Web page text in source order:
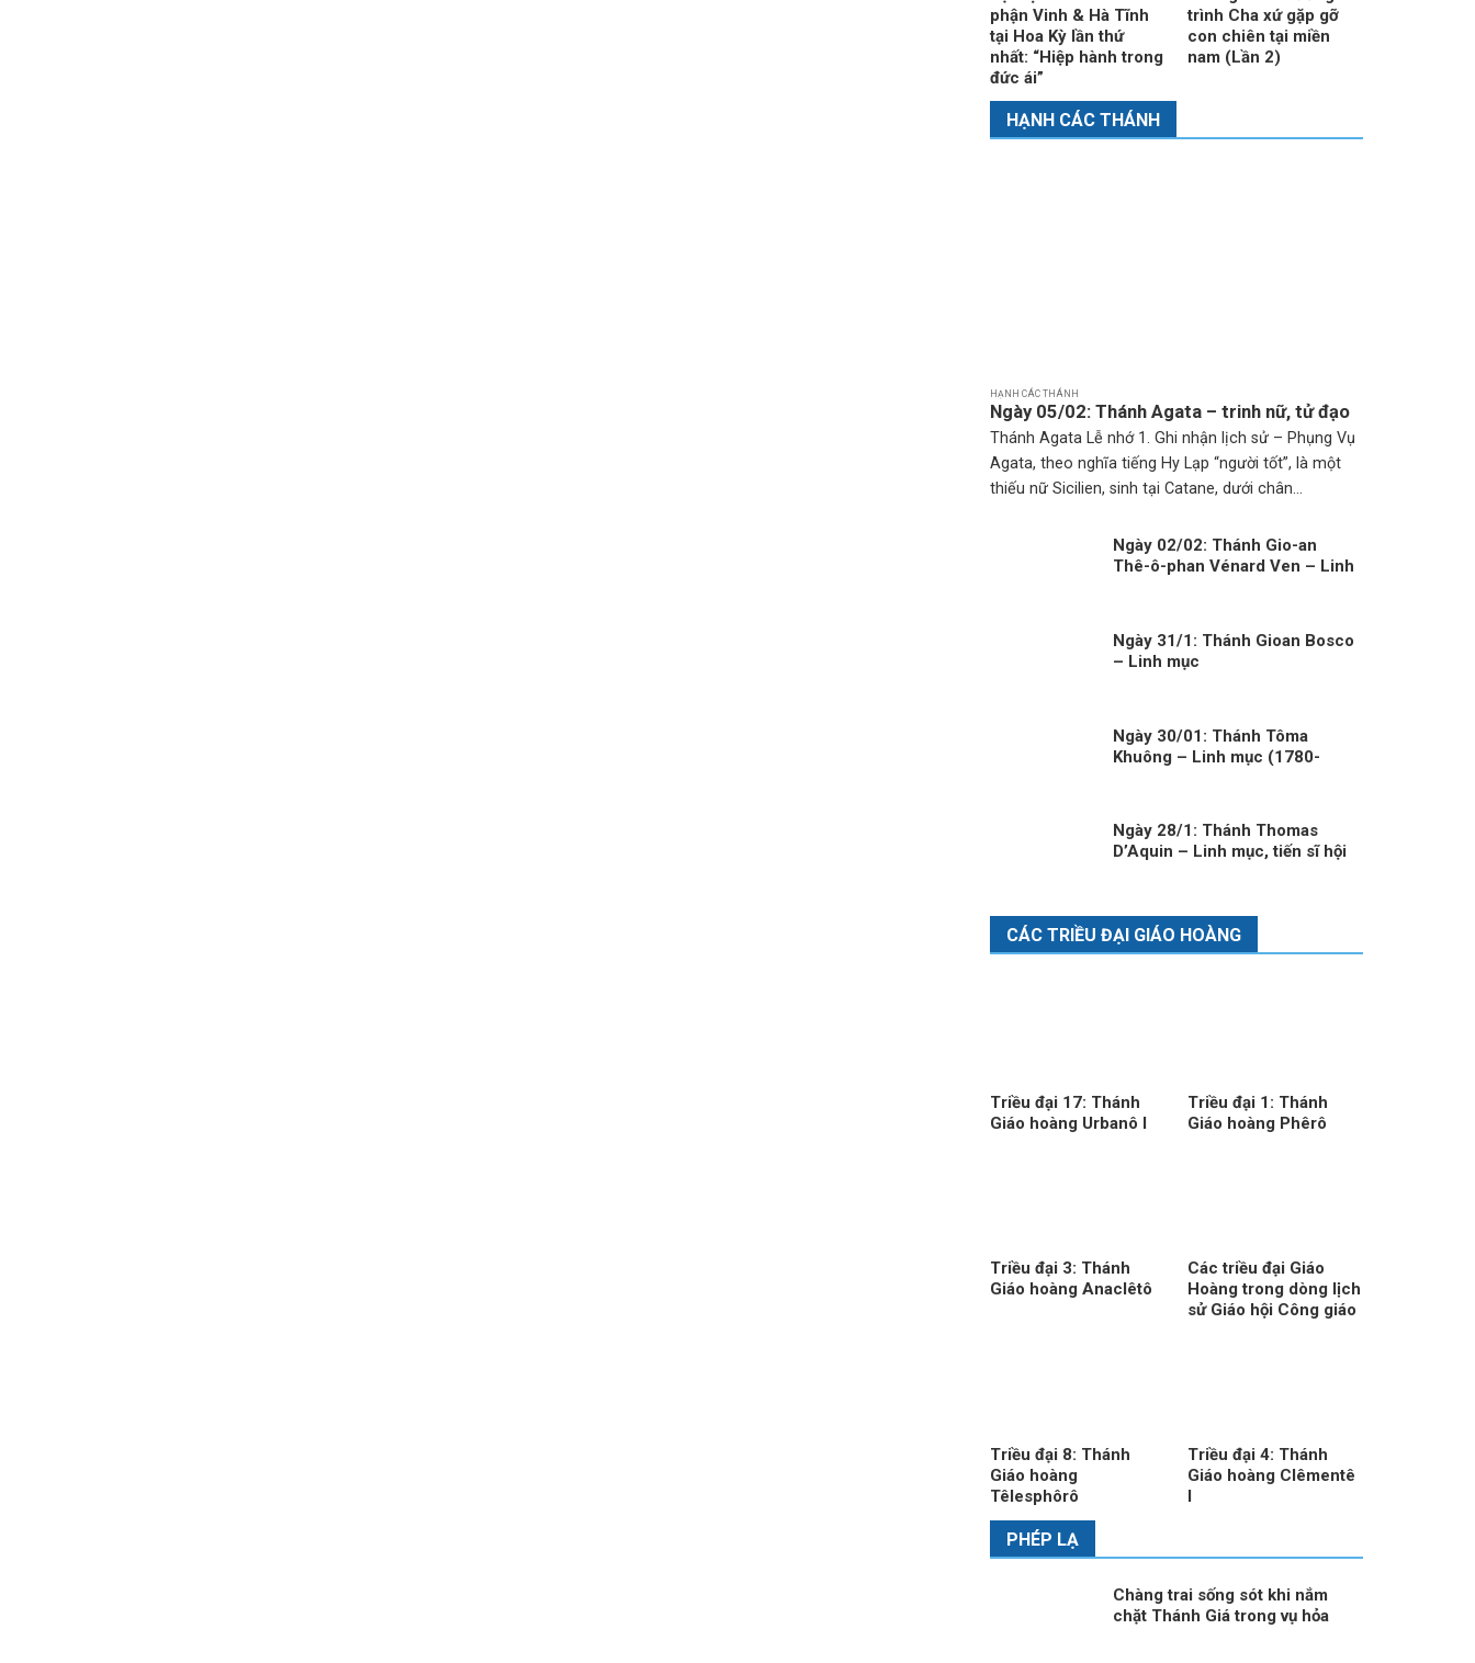
phận Vinh & Hà Tĩnh
tại Hoa Kỳ lần thứ
nhất: “Hiệp hành trong
đức ái”
trình Cha xứ gặp gỡ
con chiên tại miền
nam (Lần 2)
HẠNH CÁC THÁNH
HẠNH CÁC THÁNH
Ngày 05/02: Thánh Agata – trinh nữ, tử đạo
Thánh Agata Lễ nhớ 1. Ghi nhận lịch sử – Phụng Vụ
Agata, theo nghĩa tiếng Hy Lạp “người tốt”, là một
thiếu nữ Sicilien, sinh tại Catane, dưới chân...
Ngày 02/02: Thánh Gio-an
Thê-ô-phan Vénard Ven – Linh
Ngày 31/1: Thánh Gioan Bosco
– Linh mục
Ngày 30/01: Thánh Tôma
Khuông – Linh mục (1780-
Ngày 28/1: Thánh Thomas
D’Aquin – Linh mục, tiến sĩ hội
CÁC TRIỀU ĐẠI GIÁO HOÀNG
Triều đại 17: Thánh
Giáo hoàng Urbanô I
Triều đại 1: Thánh
Giáo hoàng Phêrô
Triều đại 3: Thánh
Giáo hoàng Anaclêtô
Các triều đại Giáo
Hoàng trong dòng lịch
sử Giáo hội Công giáo
Triều đại 8: Thánh
Giáo hoàng
Têlesphôrô
Triều đại 4: Thánh
Giáo hoàng Clêmentê
PHÉP LẠ
Chàng trai sống sót khi nắm
chặt Thánh Giá trong vụ hỏa